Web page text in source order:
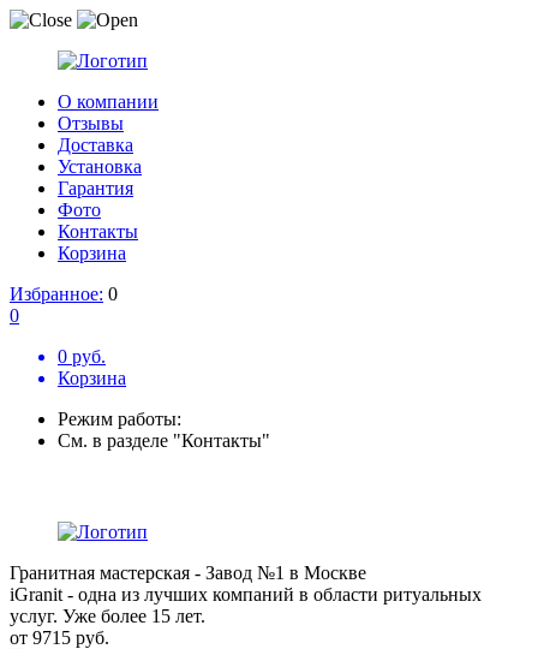
О компании
Отзывы
Доставка
Установка
Гарантия
Фото
Контакты
Корзина
Избранное: 0
0
0 руб.
Корзина
Режим работы:
См. в разделе "Контакты"
Гранитная мастерская - Завод №1 в Москве
iGranit - одна из лучших компаний в области ритуальных
услуг. Уже более 15 лет.
от 9715 руб.